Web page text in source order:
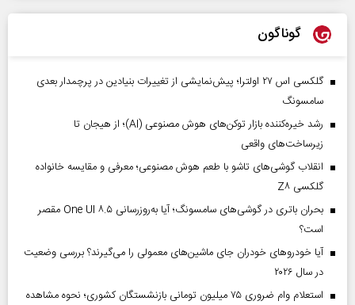
گوناگون
گلکسی اس ۲۷ اولترا؛ پیش‌نمایشی از تغییرات بنیادین در پرچمدار بعدی
سامسونگ
رشد خیره‌کننده بازار توکن‌های هوش مصنوعی (AI)؛ از هیجان تا
زیرساخت‌های واقعی
انقلاب گوشی‌های تاشو‌ با طعم هوش مصنوعی؛ معرفی و مقایسه خانواده
گلکسی Z۸
بحران باتری در گوشی‌های سامسونگ؛ آیا به‌روزرسانی One UI ۸.۵ مقصر
است؟
آیا خودروهای خودران جای ماشین‌های معمولی را می‌گیرند؟ بررسی وضعیت
در سال ۲۰۲۶
استعلام وام ضروری ۷۵ میلیون تومانی بازنشستگان کشوری؛ نحوه مشاهده